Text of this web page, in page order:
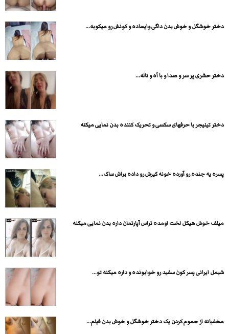
دختر خوشگل و خوش بدن داگی وایساده و کونش رو میکوبه...
دختر حشری پر سر و صدا و با آه و ناله...
دختر تینیجر با حرفهای سکسی و تحریک کننده بدن نمایی میکنه
پسره یه جنده رو آورده خونه کیرش رو داده براش ساک...
میلف خوش هیکل لخت اومده تراس آپارتمان داره بدن نمایی میکنه
شیمل ایرانی پسر کون سفید رو خوابونده و داره میکنه تو...
مخفیانه از حموم کردن یک دختر خوشگل و خوش بدن فیلم...